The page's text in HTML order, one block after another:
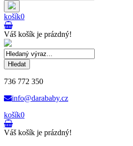
košík0
Váš košík je prázdný!
Hledat
736 772 350
info@darababy.cz
košík0
Váš košík je prázdný!